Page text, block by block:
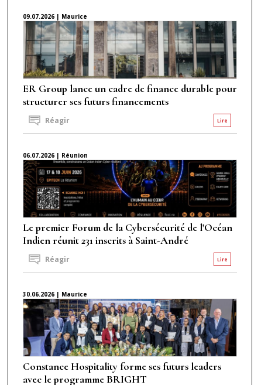
09.07.2026 | Maurice
ER Group lance un cadre de finance durable pour
structurer ses futurs financements
Lire
Réagir
06.07.2026 | Réunion
Le premier Forum de la Cybersécurité de l'Océan
Indien réunit 231 inscrits à Saint-André
Lire
Réagir
30.06.2026 | Maurice
Constance Hospitality forme ses futurs leaders
avec le programme BRIGHT